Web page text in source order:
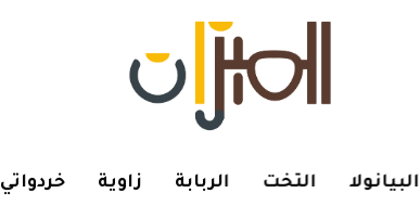
البيانولا التخت الربابة زاوية خردواتي